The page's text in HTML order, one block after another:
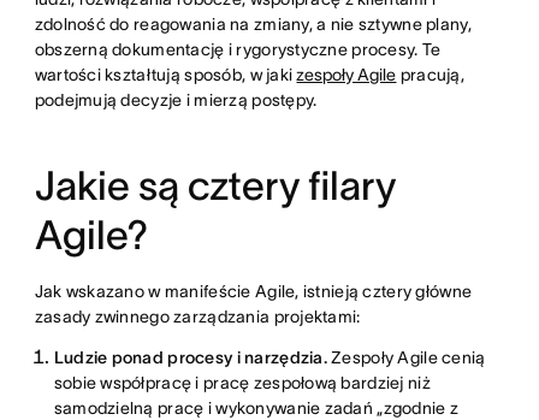
zdolność do reagowania na zmiany, a nie sztywne plany,
obszerną dokumentację i rygorystyczne procesy. Te
wartości kształtują sposób, w jakizespoły Agile pracują,
podejmują decyzje i mierzą postępy.
Jakie są cztery filary
Agile?
Jak wskazano w manifeście Agile, istnieją cztery główne
zasady zwinnego zarządzania projektami:
Ludzie ponad procesy i narzędzia.Zespoły Agile cenią
sobie współpracę i pracę zespołową bardziej niż
samodzielną pracę i wykonywanie zadań „zgodnie z